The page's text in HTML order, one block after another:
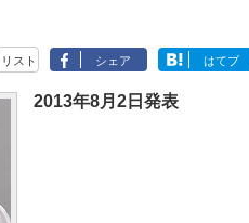
リスト シェア はてブ
2013年8月2日発表